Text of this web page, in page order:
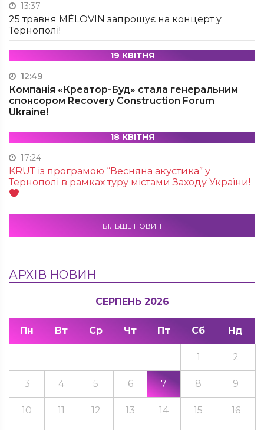
13:37
25 травня MÉLOVIN запрошує на концерт у
Тернополі!
19 КВІТНЯ
12:49
Компанія «Креатор-Буд» стала генеральним
спонсором Recovery Construction Forum
Ukraine!
18 КВІТНЯ
17:24
KRUТ із програмою “Весняна акустика” у
Тернополі в рамках туру містами Заходу України!
БІЛЬШЕ НОВИН
АРХІВ НОВИН
СЕРПЕНЬ 2026
Пн Вт Ср Чт Пт Сб Нд
1 2
3 4 5 6 7 8 9
10 11 12 13 14 15 16